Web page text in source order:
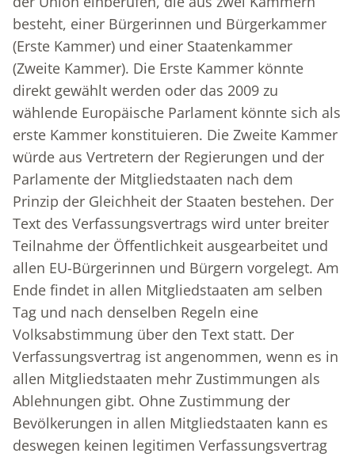
besteht, einer Bürgerinnen und Bürgerkammer
(Erste Kammer) und einer Staatenkammer
(Zweite Kammer). Die Erste Kammer könnte
direkt gewählt werden oder das 2009 zu
wählende Europäische Parlament könnte sich als
erste Kammer konstituieren. Die Zweite Kammer
würde aus Vertretern der Regierungen und der
Parlamente der Mitgliedstaaten nach dem
Prinzip der Gleichheit der Staaten bestehen. Der
Text des Verfassungsvertrags wird unter breiter
Teilnahme der Öffentlichkeit ausgearbeitet und
allen EU-Bürgerinnen und Bürgern vorgelegt. Am
Ende findet in allen Mitgliedstaaten am selben
Tag und nach denselben Regeln eine
Volksabstimmung über den Text statt. Der
Verfassungsvertrag ist angenommen, wenn es in
allen Mitgliedstaaten mehr Zustimmungen als
Ablehnungen gibt. Ohne Zustimmung der
Bevölkerungen in allen Mitgliedstaaten kann es
deswegen keinen legitimen Verfassungsvertrag